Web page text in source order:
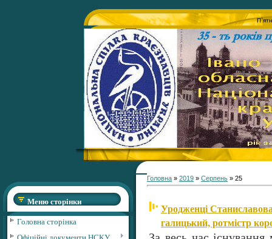
Меню сторінки
Головна сторінка
Головна » 2019 » Серпень » 25
Уродженці
галицький, ротмістр